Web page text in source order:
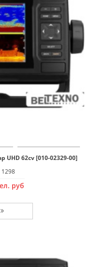
UHD 62cv [010-02329-00]
руб